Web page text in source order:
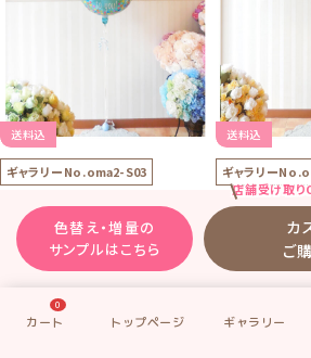
色替え・増量の
サンプルはこちら
店舗受け取り
カ
ご
送料込
ギャラリーNo.oma2-S03
「オマカセ2コセット」のサン
プル3
お誕生日のお祝いに
【中箱Dでの発送】
¥5,200
送料込
ギャラリーNo.
「オマカセ2
イベントのお祝
0